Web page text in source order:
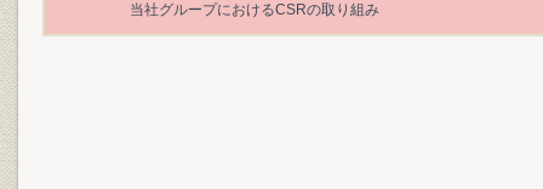
当社グループにおけるCSRの取り組み